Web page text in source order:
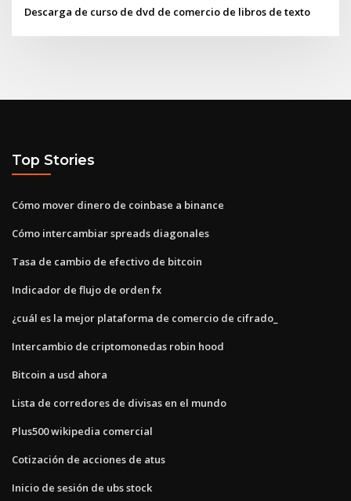
Descarga de curso de dvd de comercio de libros de texto
Top Stories
Cómo mover dinero de coinbase a binance
Cómo intercambiar spreads diagonales
Tasa de cambio de efectivo de bitcoin
Indicador de flujo de orden fx
¿cuál es la mejor plataforma de comercio de cifrado_
Intercambio de criptomonedas robin hood
Bitcoin a usd ahora
Lista de corredores de divisas en el mundo
Plus500 wikipedia comercial
Cotización de acciones de atus
Inicio de sesión de ubs stock